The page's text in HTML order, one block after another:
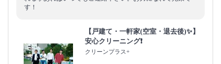
す！
【戸建て・一軒家(空室・退去後)✨】
安心クリーニング❗️
クリーンプラス+